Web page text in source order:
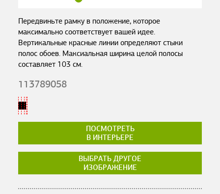
Передвиньте рамку в положение, которое
максимально соответствует вашей идее.
Вертикальные красные линии определяют стыки
полос обоев. Максиальная ширина целой полосы
составляет 103 см.
113789058
ПОСМОТРЕТЬ
В ИНТЕРЬЕРЕ
ВЫБРАТЬ ДРУГОЕ
ИЗОБРАЖЕНИЕ